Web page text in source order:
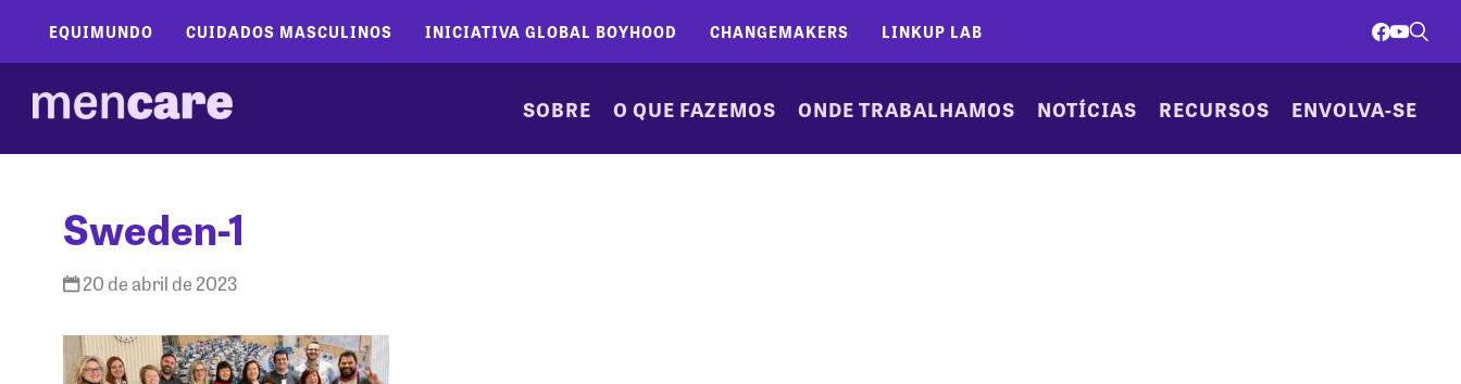
EQUIMUNDO CUIDADOS MASCULINOS INICIATIVA GLOBAL BOYHOOD CHANGEMAKERS LINKUP LAB
SOBRE O QUE FAZEMOS ONDE TRABALHAMOS NOTÍCIAS RECURSOS ENVOLVA-SE
Sweden-1
20 de abril de 2023